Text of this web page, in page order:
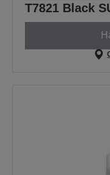
T7821 Black